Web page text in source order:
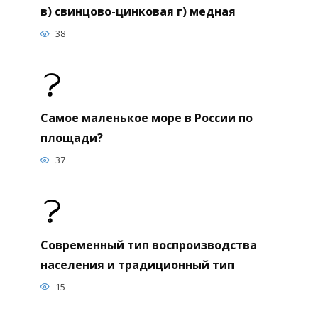
в) свинцово-цинковая г) медная
38
Самое маленькое море в России по
площади?
37
Современный тип воспроизводства
населения и традиционный тип
15